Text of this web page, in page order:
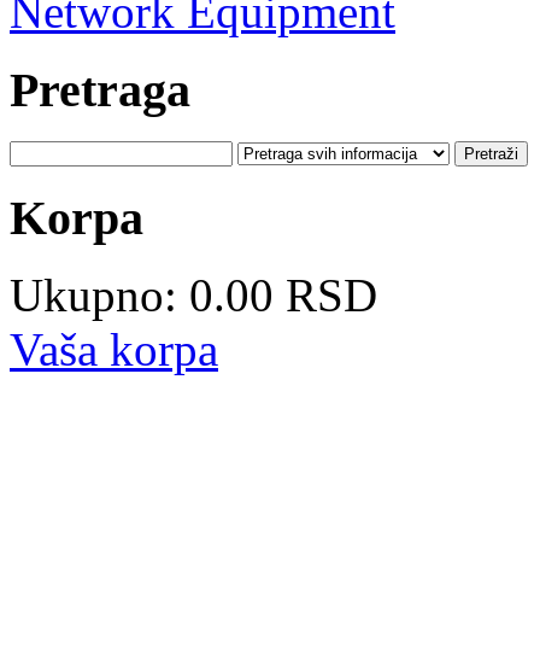
Network Equipment
Pretraga
Korpa
Ukupno: 0.00 RSD
Vaša korpa